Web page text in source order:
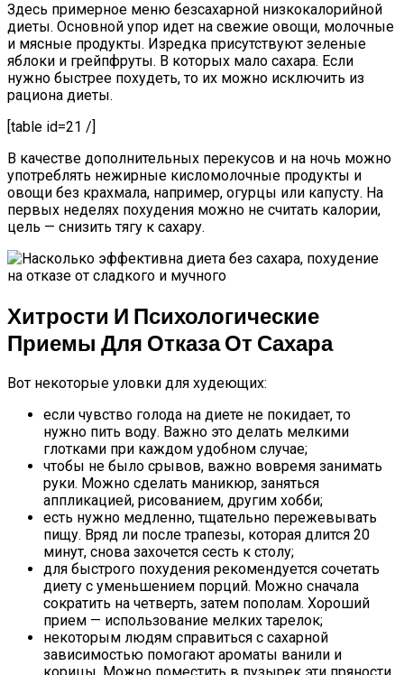
Здесь примерное меню безсахарной низкокалорийной
диеты. Основной упор идет на свежие овощи, молочные
и мясные продукты. Изредка присутствуют зеленые
яблоки и грейпфруты. В которых мало сахара. Если
нужно быстрее похудеть, то их можно исключить из
рациона диеты.
[table id=21 /]
В качестве дополнительных перекусов и на ночь можно
употреблять нежирные кисломолочные продукты и
овощи без крахмала, например, огурцы или капусту. На
первых неделях похудения можно не считать калории,
цель — снизить тягу к сахару.
Хитрости И Психологические
Приемы Для Отказа От Сахара
Вот некоторые уловки для худеющих:
если чувство голода на диете не покидает, то
нужно пить воду. Важно это делать мелкими
глотками при каждом удобном случае;
чтобы не было срывов, важно вовремя занимать
руки. Можно сделать маникюр, заняться
аппликацией, рисованием, другим хобби;
есть нужно медленно, тщательно пережевывать
пищу. Вряд ли после трапезы, которая длится 20
минут, снова захочется сесть к столу;
для быстрого похудения рекомендуется сочетать
диету с уменьшением порций. Можно сначала
сократить на четверть, затем пополам. Хороший
прием — использование мелких тарелок;
некоторым людям справиться с сахарной
зависимостью помогают ароматы ванили и